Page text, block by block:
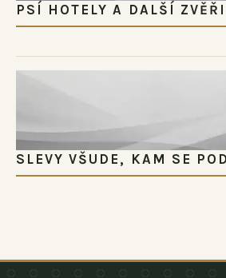
PSÍ HOTELY A DALŠÍ
SLEVY VŠUDE, KAM SE